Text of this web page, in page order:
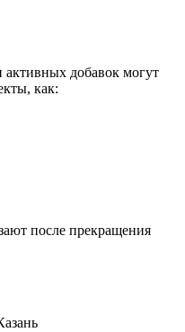
добавок могут
как:
после прекращения